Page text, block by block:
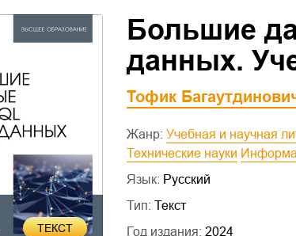
ТЕКСТ
Большие
данных.
Тофик
Жанр: Учебная и научная
Технические науки
Язык: Русский
Тип: Текст
Год издания: 2024